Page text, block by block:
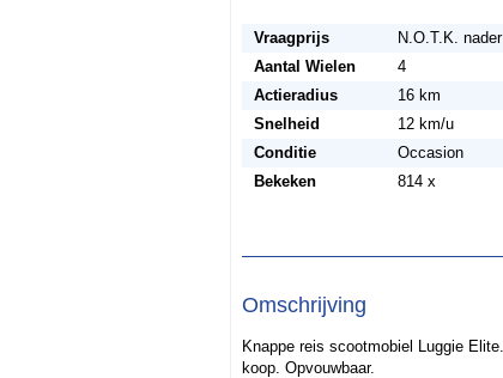
Vraagprijs
N.O.T.K.
Aantal Wielen
4
Actieradius
16 km
Snelheid
12 km/u
Conditie
Occasion
Bekeken
814 x
Omschrijving
Knappe reis scootmobiel Luggie
koop. Opvouwbaar.